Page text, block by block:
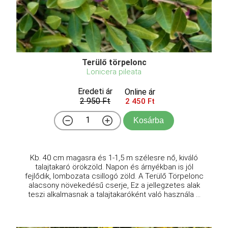
Terülő törpelonc
Lonicera pileata
Eredeti ár
2 950 Ft
Online ár
2 450 Ft
Kosárba
Kb. 40 cm magasra és 1-1,5 m szélesre nő, kiváló
talajtakaró örökzöld. Napon és árnyékban is jól
fejlődik, lombozata csillogó zöld. A Terülő Törpelonc
alacsony növekedésű cserje, Ez a jellegzetes alak
teszi alkalmasnak a talajtakaróként való használa ...